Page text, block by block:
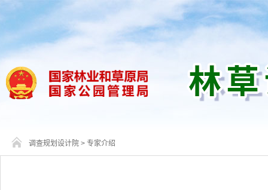
调查规划设计院 > 专家介绍